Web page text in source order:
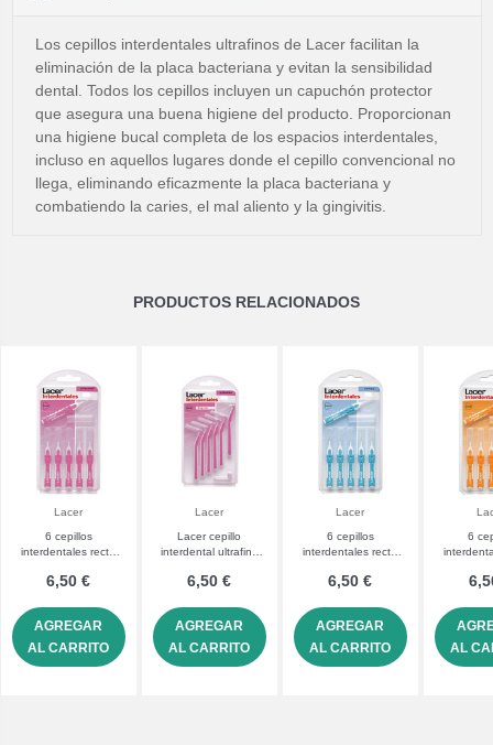
Los cepillos interdentales ultrafinos de Lacer facilitan la
eliminación de la placa bacteriana y evitan la sensibilidad
dental. Todos los cepillos incluyen un capuchón protector
que asegura una buena higiene del producto. Proporcionan
una higiene bucal completa de los espacios interdentales,
incluso en aquellos lugares donde el cepillo convencional no
llega, eliminando eficazmente la placa bacteriana y
combatiendo la caries, el mal aliento y la gingivitis.
PRODUCTOS RELACIONADOS
Lacer
6 cepillos
interdentales recto
6,50 €
AGREGAR
AL CARRITO
Lacer
Lacer cepillo
interdental ultrafino
6,50 €
AGREGAR
AL CARRITO
Lacer
6 cepillos
interdentales recto
6,50 €
AGREGAR
AL CARRITO
6
AL